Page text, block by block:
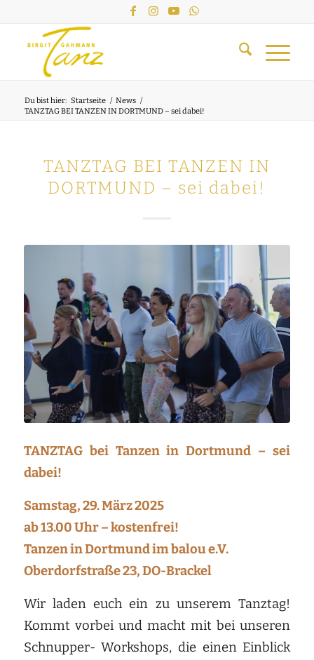
Du bist hier: Startseite / News /
TANZTAG BEI TANZEN IN DORTMUND – sei dabei!
TANZTAG BEI TANZEN IN
DORTMUND – sei dabei!
TANZTAG bei Tanzen in Dortmund – sei
dabei!
Samstag, 29. März 2025
ab 13.00 Uhr – kostenfrei!
Tanzen in Dortmund im balou e.V.
Oberdorfstraße 23, DO-Brackel
Wir laden euch ein zu unserem Tanztag!
Kommt vorbei und macht mit bei unseren
Schnupper- Workshops, die einen Einblick